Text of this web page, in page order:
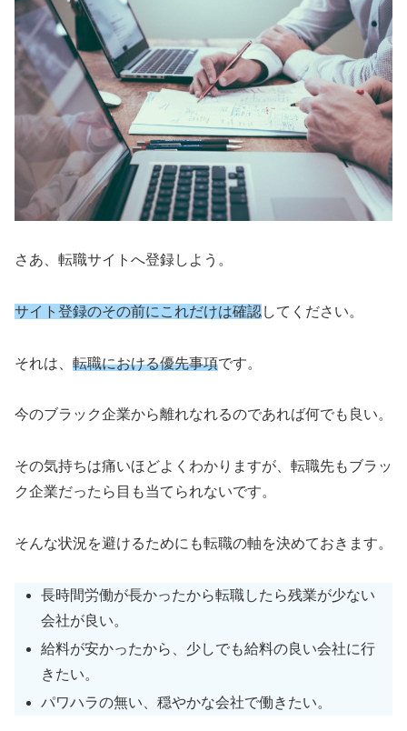
さあ、転職サイトへ登録しよう。
サイト登録のその前にこれだけは確認してください。
それは、 転職における優先事項です。
今のブラック企業から離れなれるのであれば何でも良い。
その気持ちは痛いほどよくわかりますが、転職先もブラッ
ク企業だったら目も当てられないです。
そんな状況を避けるためにも転職の軸を決めておきます。
長時間労働が長かったから転職したら残業が少ない
会社が良い。
給料が安かったから、少しでも給料の良い会社に行
きたい。
パワハラの無い、穏やかな会社で働きたい。